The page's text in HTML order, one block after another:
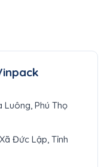
Phú Thọ
Đức Lập, Tỉnh